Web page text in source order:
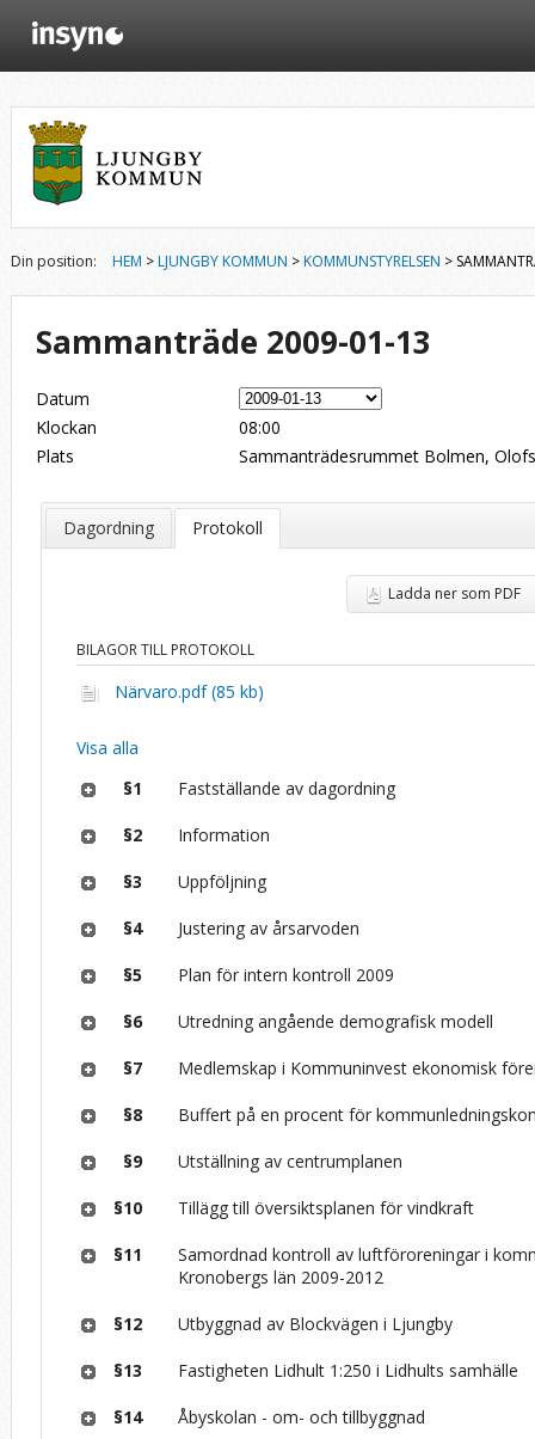
Din position: HEM > LJUNGBY KOMMUN >KOMMUNSTYRELSEN >
Sammanträde 2009-01-13
Datum
Klockan
08:00
Plats
Sammanträdesrummet Bolmen,
Dagordning Protokoll
Ladda ner som PDF
BILAGOR TILL PROTOKOLL
Närvaro.pdf (85 kb)
Visa alla
§1
Fastställande av dagordning
§2 Information
§3 Uppföljning
§4 Justering av årsarvoden
§5 Plan för intern kontroll 2009
§6 Utredning angående demografisk modell
§7 Medlemskap i Kommuninvest ekonomisk
§8 Buffert på en procent för
§9 Utställning av centrumplanen
§10 Tillägg till översiktsplanen för vindkraft
§11
Samordnad kontroll av luftföroreningar i
Kronobergs län 2009-2012
§12 Utbyggnad av Blockvägen i Ljungby
§13 Fastigheten Lidhult 1:250 i Lidhults samhälle
§14 Åbyskolan - om- och tillbyggnad